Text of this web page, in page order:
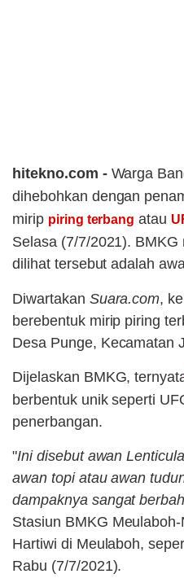
hitekno.com - Warga
dihebohkan dengan
mirip piring terbang atau
Selasa (7/7/2021).
dilihat tersebut adalah
Diwartakan Suara.com,
berebentuk mirip piring
Desa Punge, Kecamatan
Dijelaskan BMKG,
berbentuk unik seperti
penerbangan.
"Ini disebut awan
awan topi atau awan
dampaknya sangat
Stasiun BMKG
Hartiwi di Meulaboh,
Rabu (7/7/2021).